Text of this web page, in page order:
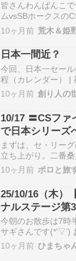
皆さんわんばんこ
ムvsSBホークスの
って2連敗しました
日も勝って2連勝だ
手に入れるにはも
が起きてそのまま4
て欲…
10ヶ月前
日本一間近？
今回、日本一セー
程（カレンダー） |
岡ソフトバンクホ
す
ら、全部勝って当
0点で負けるとか
10ヶ月前 創り人の
10/17 〓CSファ
で日本シリーズ
園】、パは日本
トバンク0-6日
ーム】一方、〓
まずは、セ・リー
立ち上がり。二番
悪送球して一死二
だとおもったとこ
チング。するとそ
倍（正確には3÷0だ
し!!!これが…
10ヶ月前
25/10/16（木）
ナルステージ第
ーズ進出決定で
今朝のお散歩は7時
サギさんです(*’▽’)
窓会に行くので 友
を写して先に帰り
10ヶ月前 ひまちゃ